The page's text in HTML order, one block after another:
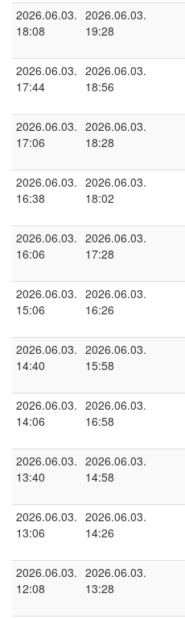
2026.06.03.
18:08
2026.06.03.
19:28
2026.06.03.
17:44
2026.06.03.
18:56
2026.06.03.
17:06
2026.06.03.
18:28
2026.06.03.
16:38
2026.06.03.
18:02
2026.06.03.
16:06
2026.06.03.
17:28
2026.06.03.
15:06
2026.06.03.
16:26
2026.06.03.
14:40
2026.06.03.
15:58
2026.06.03.
14:06
2026.06.03.
16:58
2026.06.03.
13:40
2026.06.03.
14:58
2026.06.03.
13:06
2026.06.03.
14:26
2026.06.03.
12:08
2026.06.03.
13:28